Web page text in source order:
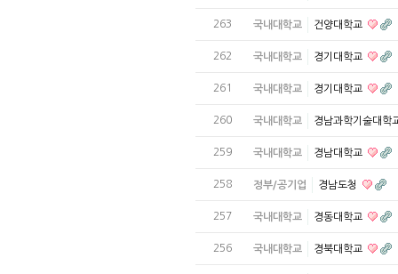
263 국내대학교 건양대학교
262 국내대학교 경기대학교
261 국내대학교 경기대학교
260 국내대학교 경남과학기술대학
259 국내대학교 경남대학교
258 정부/공기업 경남도청
257 국내대학교 경동대학교
256 국내대학교 경북대학교